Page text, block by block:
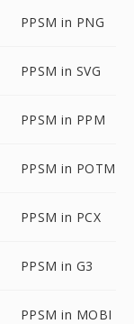
PPSM in PNG
PPSM in SVG
PPSM in PPM
PPSM in POTM
PPSM in PCX
PPSM in G3
PPSM in MOBI